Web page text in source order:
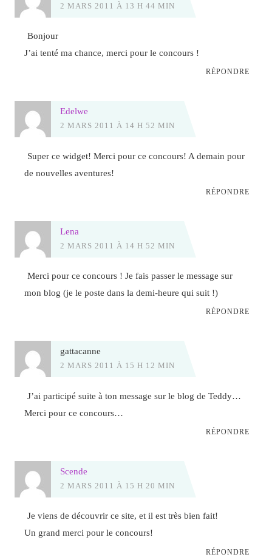
2 MARS 2011 À 13 H 44 MIN
Bonjour
J’ai tenté ma chance, merci pour le concours !
RÉPONDRE
Edelwe
2 MARS 2011 À 14 H 52 MIN
Super ce widget! Merci pour ce concours! A demain pour
de nouvelles aventures!
RÉPONDRE
Lena
2 MARS 2011 À 14 H 52 MIN
Merci pour ce concours ! Je fais passer le message sur
mon blog (je le poste dans la demi-heure qui suit !)
RÉPONDRE
gattacanne
2 MARS 2011 À 15 H 12 MIN
J’ai participé suite à ton message sur le blog de Teddy…
Merci pour ce concours…
RÉPONDRE
Scende
2 MARS 2011 À 15 H 20 MIN
Je viens de découvrir ce site, et il est très bien fait!
Un grand merci pour le concours!
RÉPONDRE